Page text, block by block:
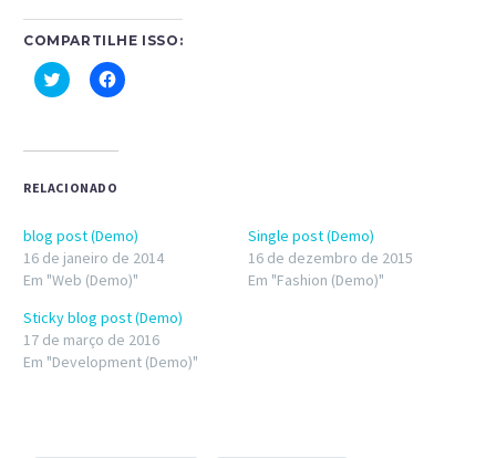
COMPARTILHE ISSO:
Clique
para
em
Clique
para
em
RELACIONADO
blog post (Demo)
16 de janeiro de 2014
Em "Web (Demo)"
Single post (Demo)
16 de dezembro de 2015
Em "Fashion (Demo)"
Sticky blog post (Demo)
17 de março de 2016
Em "Development (Demo)"